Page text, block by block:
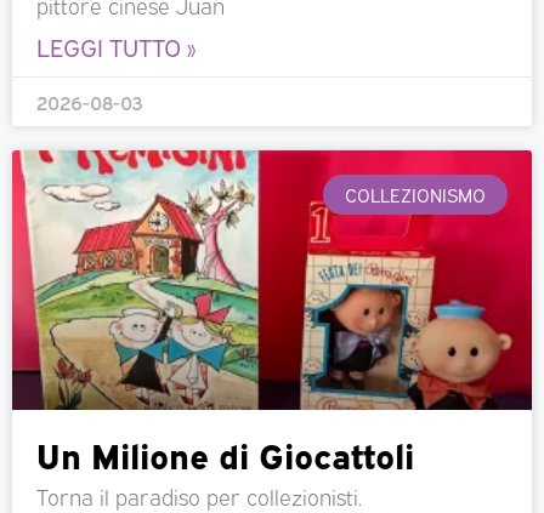
LEGGI TUTTO »
2026-08-03
COLLEZIONISMO
Un Milione di Giocattoli
Torna il paradiso per collezionisti.